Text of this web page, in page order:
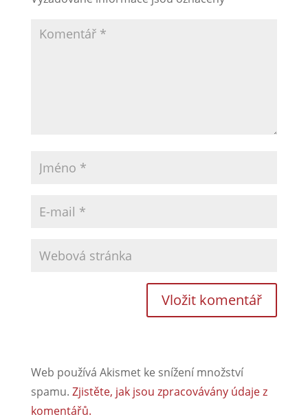
Web používá Akismet ke snížení množství
spamu. Zjistěte, jak jsou zpracovávány údaje z
komentářů.